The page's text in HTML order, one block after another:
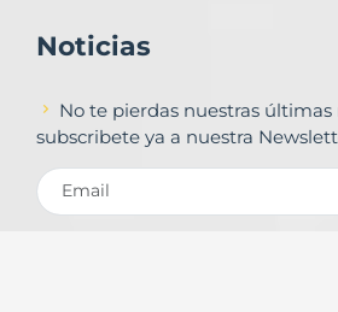
Noticias
No te pierdas nuestras últimas
subscribete ya a nuestra